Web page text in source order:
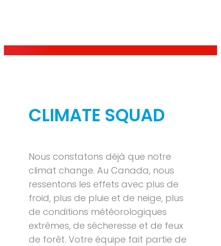
CLIMATE SQUAD
Nous constatons déjà que notre
climat change. Au Canada, nous
ressentons les effets avec plus de
froid, plus de pluie et de neige, plus
de conditions météorologiques
extrêmes, de sécheresse et de feux
de forêt. Votre équipe fait partie de